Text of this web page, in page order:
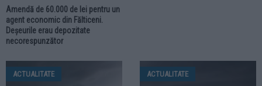
Amendă de 60.000 de lei pentru un
agent economic din Fălticeni.
Deșeurile erau depozitate
necorespunzător
ACTUALITATE ACTUALITATE